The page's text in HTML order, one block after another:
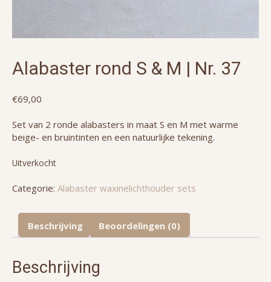
Alabaster rond S & M | Nr. 37
€69,00
Set van 2 ronde alabasters in maat S en M met warme
beige- en bruintinten en een natuurlijke tekening.
Uitverkocht
Categorie: Alabaster waxinelichthouder sets
Beschrijving Beoordelingen (0)
Beschrijving